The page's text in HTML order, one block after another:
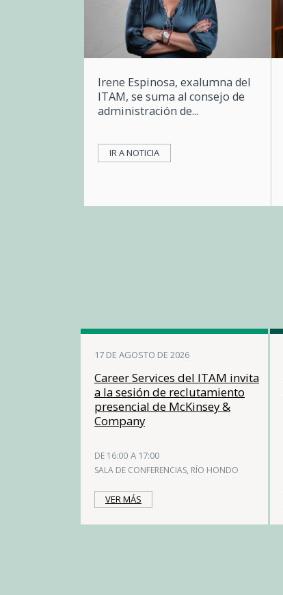
Irene Espinosa, exalumna del
ITAM, se suma al consejo de
administración de...
IR A NOTICIA
17 DE AGOSTO DE 2026
Career Services del ITAM invita
a la sesión de reclutamiento
presencial de McKinsey &
Company
DE 16:00 A 17:00
SALA DE CONFERENCIAS, RÍO HONDO
VER MÁS